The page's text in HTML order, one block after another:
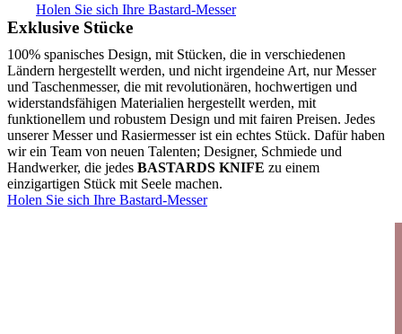
Holen Sie sich Ihre Bastard-Messer
Exklusive Stücke
100% spanisches Design, mit Stücken, die in verschiedenen
Ländern hergestellt werden, und nicht irgendeine Art, nur Messer
und Taschenmesser, die mit revolutionären, hochwertigen und
widerstandsfähigen Materialien hergestellt werden, mit
funktionellem und robustem Design und mit fairen Preisen. Jedes
unserer Messer und Rasiermesser ist ein echtes Stück. Dafür haben
wir ein Team von neuen Talenten; Designer, Schmiede und
Handwerker, die jedes BASTARDS KNIFE zu einem
einzigartigen Stück mit Seele machen.
Holen Sie sich Ihre Bastard-Messer